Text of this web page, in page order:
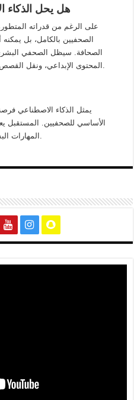
هل يحل الذكاء
على الرغم من قدراته
الصحفيين بالكامل، بل
الصحافة. سيظل الصحفي البشري
يمثل الذكاء الاصطناعي فرصة
الأساسي للصحفيين. المستقبل